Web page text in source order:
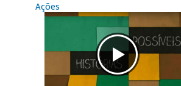
Ações